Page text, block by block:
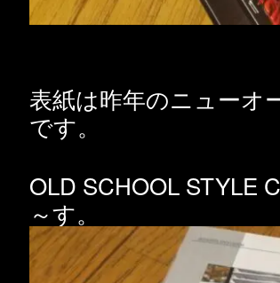
表紙は昨年のニューオ
です。
OLD SCHOOL STYLE
～す。